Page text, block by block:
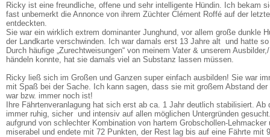
Ricky ist eine freundliche, offene und sehr intelligente Hündin. Ich bekam
fast unbemerkt die Annonce von ihrem Züchter Clément Roffé auf der
entdeckten.
Sie war ein wirklich extrem dominanter Junghund, vor allem große dunkle
der Landkarte verschwinden. Ich war damals erst 13 Jahre alt und hatte
Durch häufige „Zurechtweisungen“ von meinem Vater & unserem
händeln konnte, hat sie damals viel an Substanz lassen müssen.
Ricky ließ sich im Großen und Ganzen super einfach ausbilden! Sie war
mit Spaß bei der Sache. Ich kann sagen, dass sie mit großem Abstand
war bzw. immer noch ist!
Ihre Fährtenveranlagung hat sich erst ab ca. 1 Jahr deutlich stabilisiert.
immer ruhig, sicher und intensiv auf allen möglichen Untergründen
aufgrund von schlechter Kombination von hartem Grobschollen-Lehmacker
miserabel und endete mit 72 Punkten, der Rest lag bis auf eine Fährte mit